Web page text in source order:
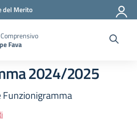
del Merito
Fava
2024/2025
Funzionigramma